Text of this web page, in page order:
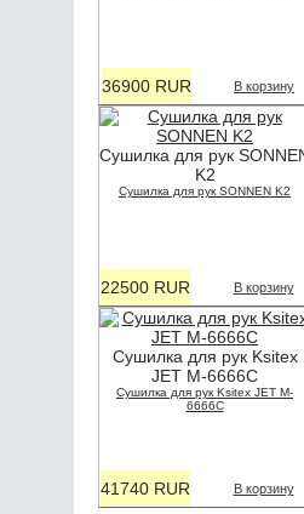
36900 RUR В корзину
Сушилка для рук
K2
Сушилка для рук SONNEN K2
22500 RUR В корзину
Сушилка для рук Ksitex
JET M-6666С
Сушилка для рук Ksitex JET M-
6666С
41740 RUR В корзину